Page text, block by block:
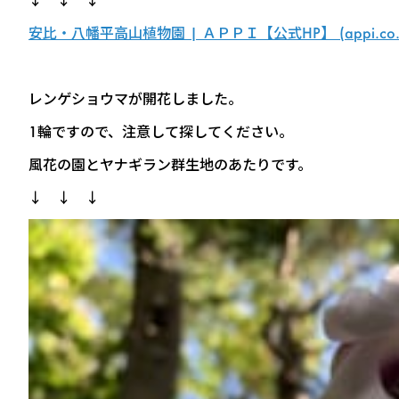
安比・八幡平高山植物園 | ＡＰＰＩ【公式HP】
レンゲショウマが開花しました。
1輪ですので、注意して探してください。
風花の園とヤナギラン群生地のあたりです。
↓ ↓ ↓